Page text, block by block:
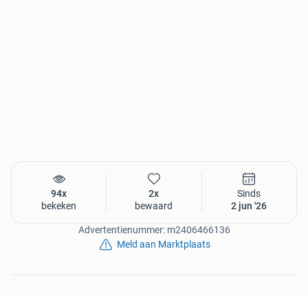
94x
bekeken
2x
bewaard
Sinds
2 jun '26
Advertentienummer: m2406466136
Meld aan Marktplaats